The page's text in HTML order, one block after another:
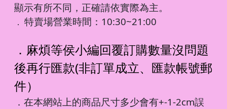
顯示有所不同，正確請依實際為主。
． 特賣場營業時間：10:30~21:00
．麻煩等侯小編回覆訂購數量沒問題
後再行匯款(非訂單成立、匯款帳號郵
件）
．在本網站上的商品尺寸多少會有+-1-2cm誤